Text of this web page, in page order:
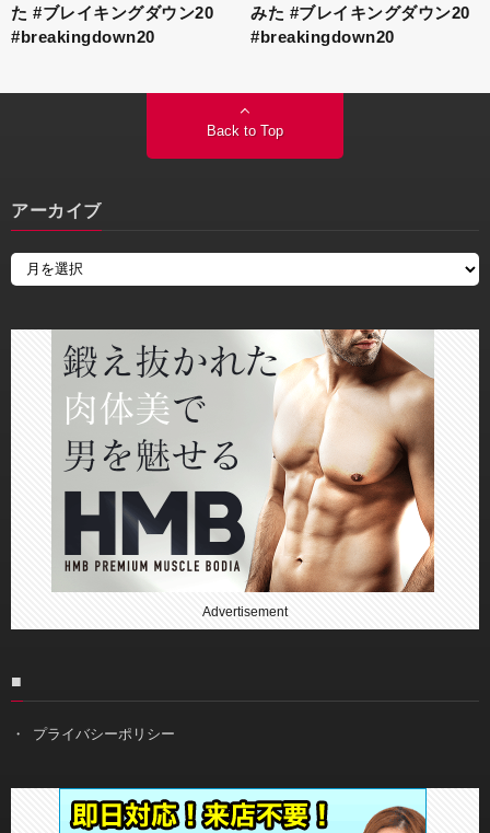
た #ブレイキングダウン20
#breakingdown20
みた #ブレイキングダウン20
#breakingdown20
Back to Top
アーカイブ
Advertisement
■
プライバシーポリシー